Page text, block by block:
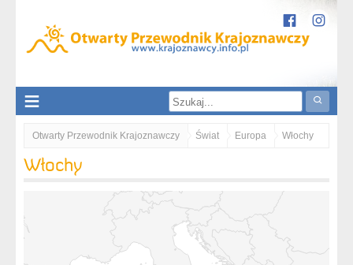
Otwarty Przewodnik Krajoznawczy Świat Europa Włochy
Trydent-Górna Adyga
Włochy